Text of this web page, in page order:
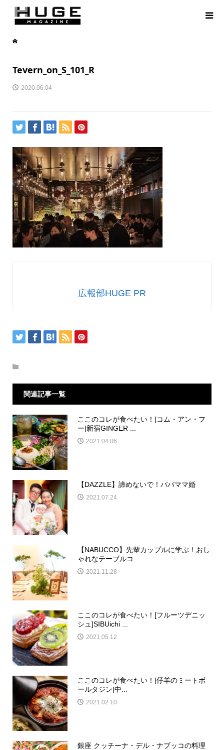
Tevern_on_S_101_R
2020.06.04
広報部HUGE PR
関連記事一覧
ここのコレが食べたい！[コム・アン・フ
ー]新宿GINGER ...
2021.04.06
【DAZZLE】諦めないで！パパママ婚
2021.07.24
【NABUCCO】先輩カップルに学ぶ！おし
ゃれなテーブルコ...
2021.11.28
ここのコレが食べたい！[フルーツデニッ
シュ]SIBUichi ...
2021.05.12
ここのコレが食べたい！[仔羊のミートボ
ールタジン]中...
2021.02.10
銀座 クッチーナ・デル・ナブッコの料理